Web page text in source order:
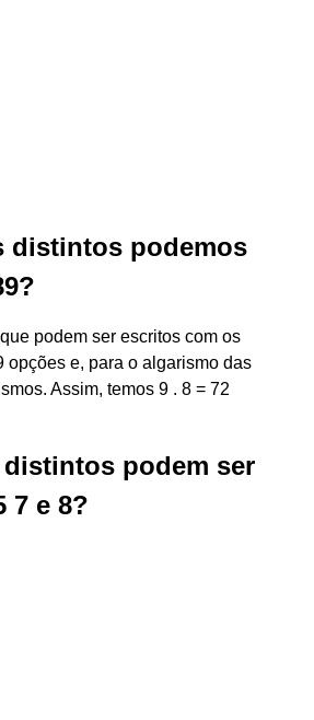
distintos podemos
podem ser escritos com os
opções e, para o algarismo das
Assim, temos 9 . 8 = 72
podem ser
7 e 8?